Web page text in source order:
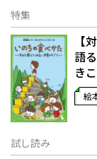
特集
【
語
き
絵
試し読み